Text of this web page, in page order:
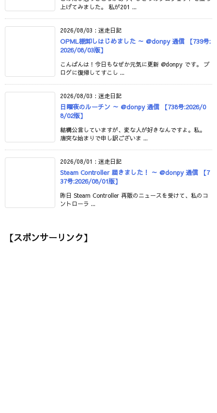
上げてみました。 私が201 ...
2026/08/03 : 迷走日記
OPML棚卸しはじめました ～ @donpy 通信 【739号:
2026/08/03版】
こんばんは！今日もなぜか元気に更新 @donpy です。 ブ
ログに復帰してすこし ...
2026/08/03 : 迷走日記
日曜夜のルーチン ～ @donpy 通信 【738号:2026/0
8/02版】
結構公言していますが、変な人が好きなんですよ。私。
唐突な始まりで申し訳ございま ...
2026/08/01 : 迷走日記
Steam Controller 届きました！ ～ @donpy 通信 【7
37号:2026/08/01版】
昨日 Steam Controller 再販のニュースを受けて、私のコ
ントローラ ...
【スポンサーリンク】